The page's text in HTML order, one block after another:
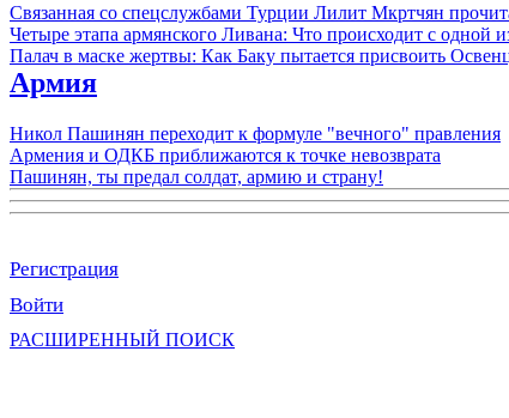
Связанная со спецслужбами Турции Лилит Мкртчян
Четыре этапа армянского Ливана: Что происходит с одной
Палач в маске жертвы: Как Баку пытается присвоить
Армия
Никол Пашинян переходит к формуле "вечного" правления
Армения и ОДКБ приближаются к точке невозврата
Пашинян, ты предал солдат, армию и страну!
Регистрация
Войти
РАСШИРЕННЫЙ ПОИСК